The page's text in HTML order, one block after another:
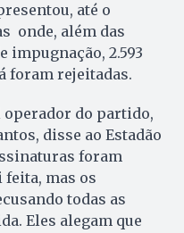
até o
onde, além das
impugnação, 2.593
foram rejeitadas.
do partido,
disse ao Estadão
foram
feita, mas os
todas as
Eles alegam que